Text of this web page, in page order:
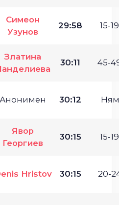
Симеон
Узунов
29:58 15-
Златина
30:11 45-
Анонимен 30:12
Явор
Георгиев
30:15 15-
Hristov 30:15 20-